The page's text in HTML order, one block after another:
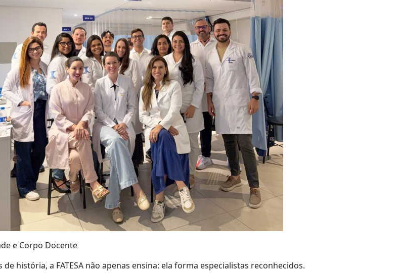
e Corpo Docente
de história, a FATESA não apenas ensina: ela forma especialistas reconhecidos.